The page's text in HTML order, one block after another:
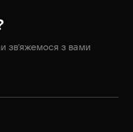
зв’яжемося з вами